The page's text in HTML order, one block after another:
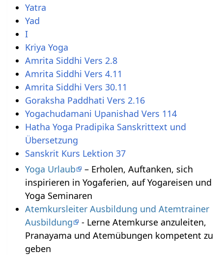
Yatra
Yad
I
Kriya Yoga
Amrita Siddhi Vers 2.8
Amrita Siddhi Vers 4.11
Amrita Siddhi Vers 30.11
Goraksha Paddhati Vers 2.16
Yogachudamani Upanishad Vers 114
Hatha Yoga Pradipika Sanskrittext und
Übersetzung
Sanskrit Kurs Lektion 37
Yoga Urlaub
– Erholen, Auftanken, sich
inspirieren in Yogaferien, auf Yogareisen und
Yoga Seminaren
Atemkursleiter Ausbildung und Atemtrainer
Ausbildung
- Lerne Atemkurse anzuleiten,
Pranayama und Atemübungen kompetent zu
geben